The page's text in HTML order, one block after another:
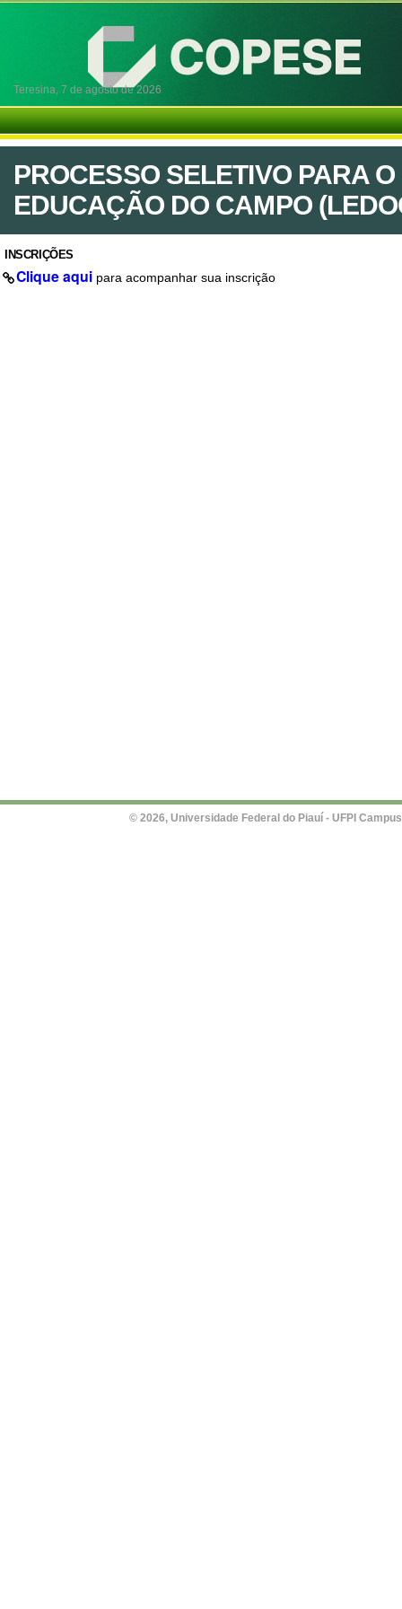
Teresina, 7 de agosto de 2026
PROCESSO SELETIVO PARA
EDUCAÇÃO DO CAMPO
INSCRIÇÕES
Clique aqui para acompanhar sua inscrição
© 2026, Universidade Federal do Piauí - UFPI